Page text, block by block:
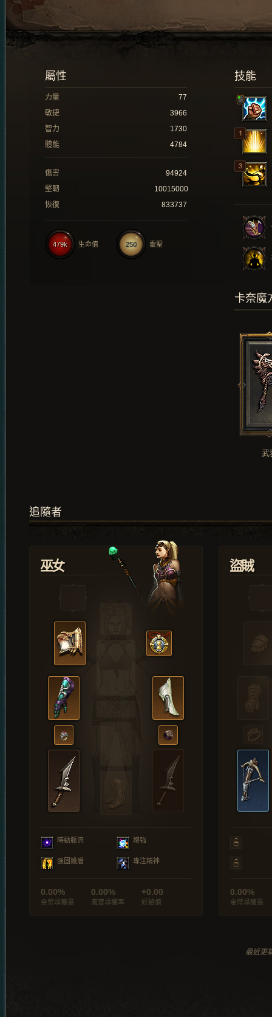
技能
屬性
力量
77
敏捷
3966
智力
1730
體能
4784
傷害
94924
堅韌
10015000
恢復
833737
250 靈聖
479k 生命值
卡奈魔
武
追隨者
巫女
時動脈流 增強
強固護盾 專注精神
0.00%
金幣尋獲量
0.00%
魔寶尋獲率
+0.00
經驗值
盜賊
0.00%
金幣尋獲量
最近更